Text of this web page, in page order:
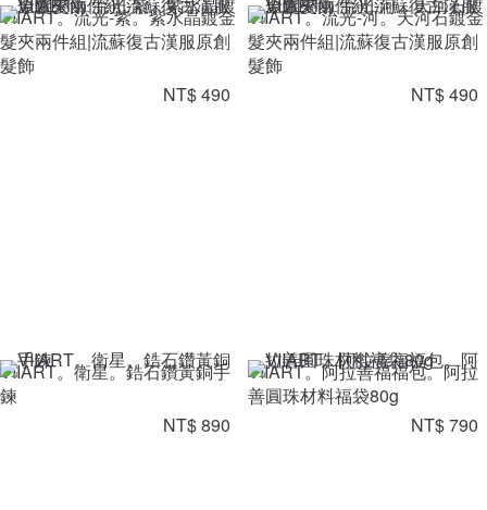
VIIART。流光-紫。紫水晶鍍金
髮夾兩件組|流蘇復古漢服原創
髮飾
NT$ 490
VIIART。流光-河。天河石鍍金
髮夾兩件組|流蘇復古漢服原創
髮飾
NT$ 490
VIIART。衛星。鋯石鑽黃銅手
鍊
NT$ 890
VIIART。阿拉善福福包。阿拉
善圓珠材料福袋80g
NT$ 790